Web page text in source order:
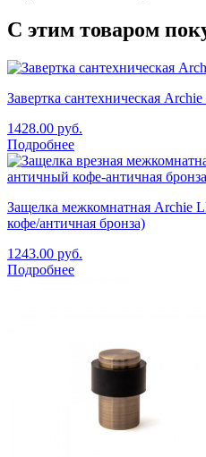
С этим товаром
Завертка сантехническая
1428.00 руб.
Подробнее
Защелка межкомнатная Archie
кофе/античная бронза)
1243.00 руб.
Подробнее